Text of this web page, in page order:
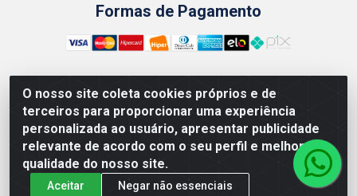
O nosso site coleta cookies próprios e de
terceiros para proporcionar uma experiência
personalizada ao usuário, apresentar publicidade
relevante de acordo com o seu perfil e melhorar a
qualidade do nosso site.
Aceitar Negar não essenciais
Formas de Pagamento
NUTRY MAX COMÉRCIO DE PRODUTOS ALIMENTICIOS
LTDA - RUA DO FEIJÃO, 721 PENHA CIRCULAR/RJ -
CNPJ: 15.796.122/0001-03